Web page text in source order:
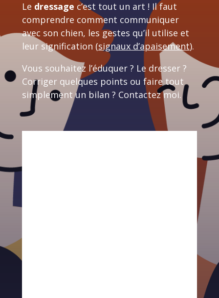
Le dressage c’est tout un art ! Il faut
comprendre comment communiquer
avec son chien, les gestes qu’il utilise et
leur signification (signaux d’apaisement).
Vous souhaitez l’éduquer ? Le dresser ?
Corriger quelques points ou faire tout
simplement un bilan ? Contactez moi.